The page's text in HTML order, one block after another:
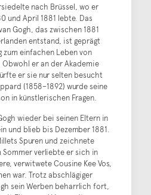
nach Brüssel, wo er
und April 1881 lebte. Das
Gogh, das zwischen 1881
entstand, ist geprägt
zum einfachen Leben von
er an der Akademie
er sie nur selten besucht
(1858–1892) wurde seine
in künstlerischen Fragen.
wieder bei seinen Eltern in
und blieb bis Dezember 1881.
Spuren und zeichnete
verliebte er sich in
verwitwete Cousine Kee Vos,
war. Trotz abschlägiger
sein Werben beharrlich fort,